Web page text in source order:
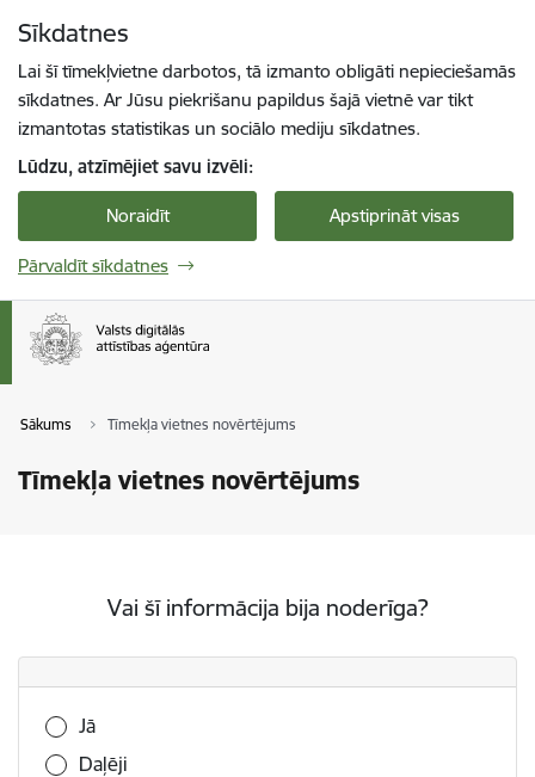
Sīkdatnes
Lai šī tīmekļvietne darbotos, tā izmanto obligāti nepieciešamās
sīkdatnes. Ar Jūsu piekrišanu papildus šajā vietnē var tikt
izmantotas statistikas un sociālo mediju sīkdatnes.
Lūdzu, atzīmējiet savu izvēli:
Noraidīt Apstiprināt visas
Pārvaldīt sīkdatnes
Sākums Tīmekļa vietnes novērtējums
Tīmekļa vietnes novērtējums
Vai šī informācija bija noderīga?
Vai šī informācija bija noderīga?
Jā
Daļēji